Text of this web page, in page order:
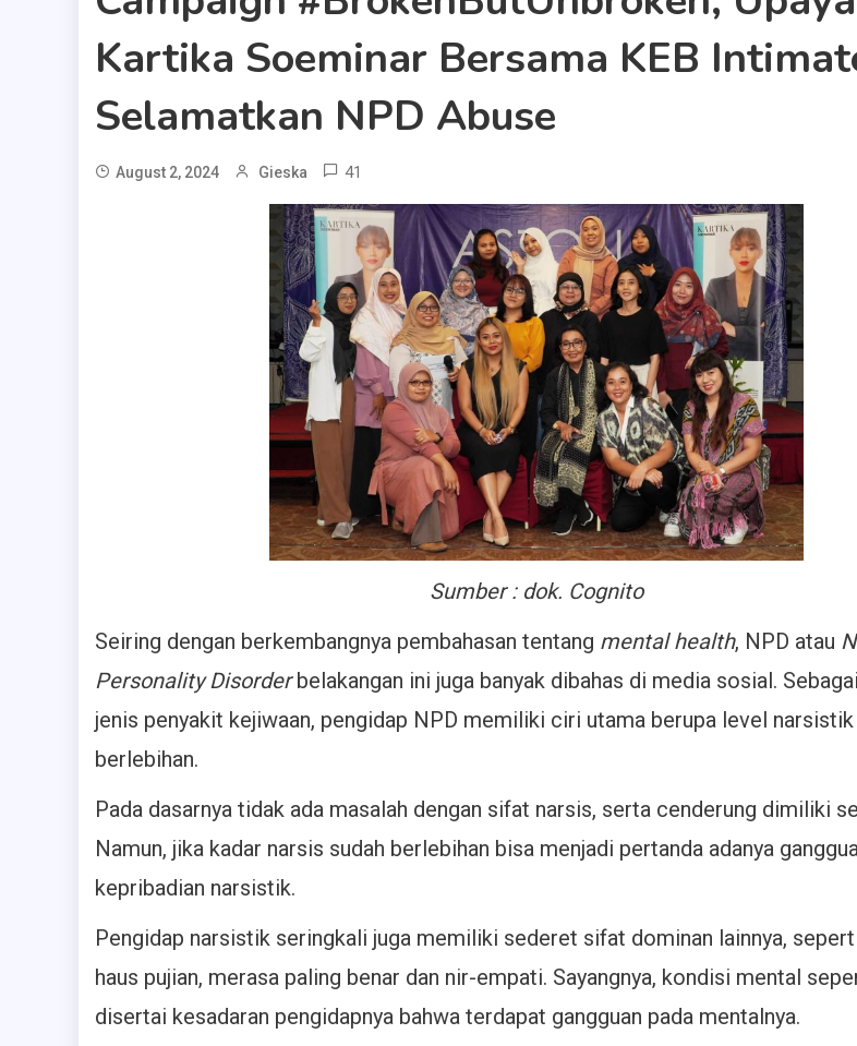
Kartika Soeminar Bersama KEB
Selamatkan NPD Abuse
August 2, 2024 Gieska 41
Sumber : dok. Cognito
Seiring dengan berkembangnya pembahasan tentang mental health, NPD atau
Personality Disorderbelakangan ini juga banyak dibahas di media sosial.
jenis penyakit kejiwaan, pengidap NPD memiliki ciri utama berupa level narsistik
berlebihan.
Pada dasarnya tidak ada masalah dengan sifat narsis, serta cenderung dimiliki
Namun, jika kadar narsis sudah berlebihan bisa menjadi pertanda adanya
kepribadian narsistik.
Pengidap narsistik seringkali juga memiliki sederet sifat dominan lainnya,
haus pujian, merasa paling benar dan nir-empati. Sayangnya, kondisi mental
disertai kesadaran pengidapnya bahwa terdapat gangguan pada mentalnya.